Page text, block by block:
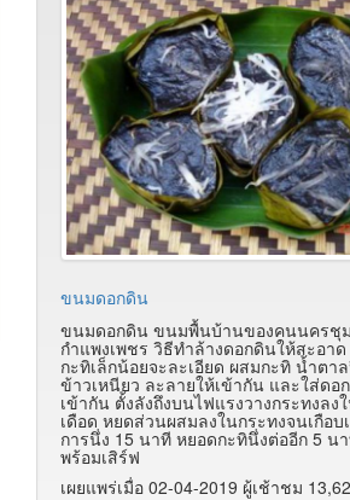
ขนมดอกดิน
ขนมดอกดิน ขนมพื้นบ้านของคนนครชุ
กำแพงเพชร วิธีทำล้างดอกดินให้สะอา
กะทิเล็กน้อยจะละเอียด ผสมกะทิ น้ำตา
ข้าวเหนียว ละลายให้เข้ากัน และใส่ดอ
เข้ากัน ตั้งลังถึงบนไฟแรงวางกระทงลง
เดือด หยดส่วนผสมลงในกระทงจนเกือบ
การนึ่ง 15 นาที หยอดกะทินึ่งต่ออีก 5 น
พร้อมเสิร์ฟ
เผยแพร่เมื่อ 02-04-2019 ผู้เช้าชม